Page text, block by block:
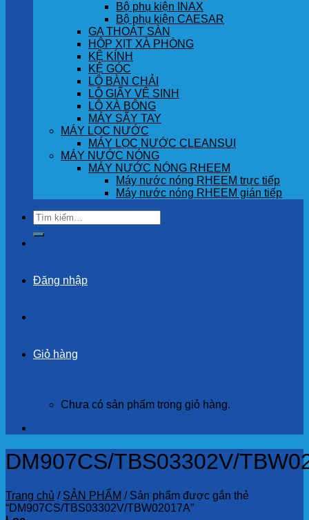
Bộ phụ kiện INAX
Bộ phụ kiện CAESAR
GA THOÁT SÀN
HỘP XỊT XÀ PHÒNG
KỆ KÍNH
KỆ GÓC
LÔ BÀN CHẢI
LÔ GIẤY VỆ SINH
LÔ XÀ BÔNG
MÁY SẤY TAY
MÁY LỌC NƯỚC
MÁY LỌC NƯỚC CLEANSUI
MÁY NƯỚC NÓNG
MÁY NƯỚC NÓNG RHEEM
Máy nước nóng RHEEM trực tiếp
Máy nước nóng RHEEM gián tiếp
Tìm
kiếm:
Đăng nhập
Giỏ hàng
Chưa có sản phẩm trong giỏ hàng.
DM907CS/TBS03302V/
Trang chủ / SẢN PHẨM /Sản phẩm được gắn thẻ
“DM907CS/TBS03302V/TBW02017A”